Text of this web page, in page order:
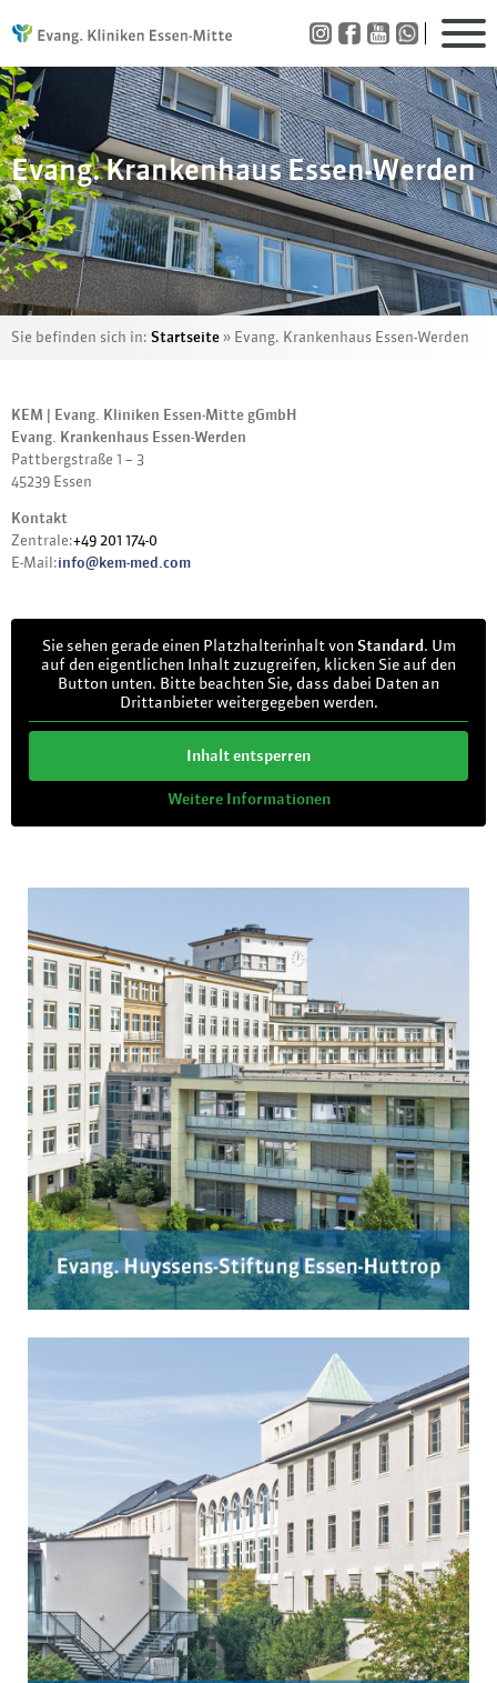
Evang. Krankenhaus Essen-Werden
Sie befinden sich in: Startseite » Evang. Krankenhaus Essen-Werden
KEM | Evang. Kliniken Essen-Mitte gGmbH
Evang. Krankenhaus Essen-Werden
Pattbergstraße 1 – 3
45239 Essen
Kontakt
Zentrale:+49 201 174-0
E-Mail:info@kem-med.com
Sie sehen gerade einen Platzhalterinhalt von Standard. Um
auf den eigentlichen Inhalt zuzugreifen, klicken Sie auf den
Button unten. Bitte beachten Sie, dass dabei Daten an
Drittanbieter weitergegeben werden.
Inhalt entsperren
Weitere Informationen